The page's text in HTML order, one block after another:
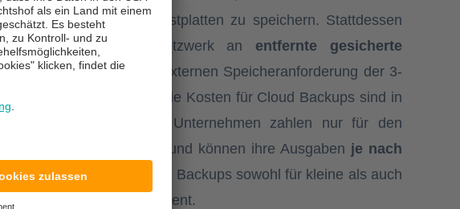
wie beispielsweise Festplatten zu speichern. Stattdessen
Daten über das Netzwerk an entfernte gesicherte
übertragen, was der externen Speicheranforderung der 3-
Regel entspricht. Auch die Kosten für Cloud Backups sind in
flexibel und skalierbar: Unternehmen zahlen nur für den
genutzten Speicherplatz und können ihre Ausgaben je nach
. Dies macht Cloud Backups sowohl für kleine als auch
Unternehmen kosteneffizient.